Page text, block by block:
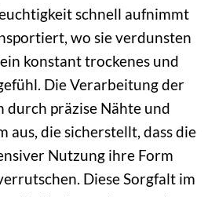
schnell aufnimmt
wo sie verdunsten
konstant trockenes und
Die Verarbeitung der
durch präzise Nähte und
aus, die sicherstellt, dass die
Nutzung ihre Form
Diese Sorgfalt im